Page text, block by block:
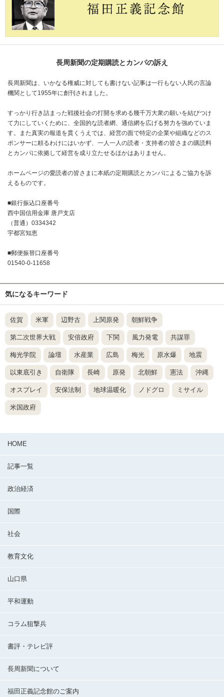
長周新聞の定期購読とカンパの訴え
長周新聞は、いかなる権威に対しても書けない記事は一行もない人民の言論
機関として1955年に創刊されました。
すっかり行き詰まった戦後社会の打開を求める幾千万大衆の願いを結びつけ
て力にしていくために、全国的な読者網、通信網を広げる努力を強めていま
す。また真実の報道を貫くうえでは、経営の面で特定の企業や組織などのス
ポンサーに頼るわけにはいかず、一人一人の読者・支持者の皆さまの購読料
とカンパに依拠して経営を成り立たせるほかはありません。
ホームページの愛読者の皆さまに本紙の定期購読とカンパによるご協力を訴
えるものです。
■銀行振込口座番号
西中国信用金庫 唐戸支店
（普通）0334342
宇都宮知恵
■郵便振替口座番号
01540-0-11658
気になるキーワード
佐賀 米軍 辺野古 上関原発 朝鮮戦争
第二次世界大戦 安倍政府 下関 風力発電 共謀罪
梅光学院 論壇 水産業 広島 梅光 原水爆 地震
以東底引き 自衛隊 長崎 原発 北朝鮮 憲法 沖縄
オスプレイ 安保法制 地球温暖化 ノドグロ ミサイル
米国政府
HOME
記事一覧
政治経済
国際
社会
教育文化
山口県
平和運動
コラム狙撃兵
書評・テレビ評
長周新聞について
福田正義記念館のご案内